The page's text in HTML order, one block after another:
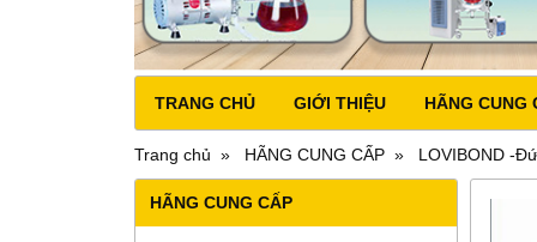
TRANG CHỦ GIỚI THIỆU HÃNG CUNG
Trang chủ HÃNG CUNG CẤP LOVIBOND -
HÃNG CUNG CẤP